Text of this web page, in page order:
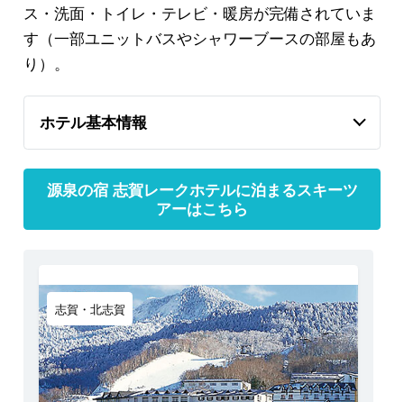
ス・洗面・トイレ・テレビ・暖房が完備されていま
す（一部ユニットバスやシャワーブースの部屋もあ
り）。
ホテル基本情報
源泉の宿 志賀レークホテルに泊まるスキーツ
アーはこちら
志賀・北志賀